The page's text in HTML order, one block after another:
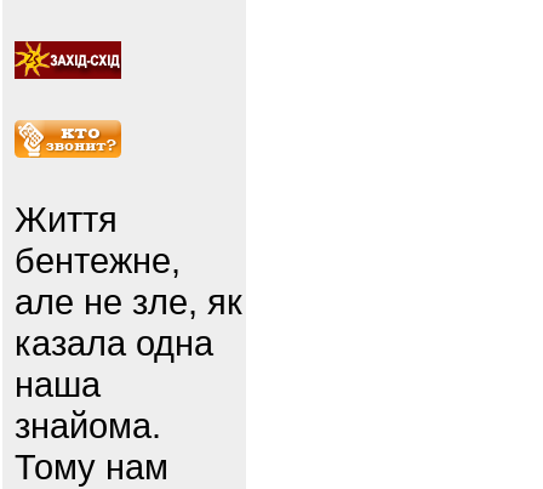
Життя
бентежне,
але не зле, як
казала одна
наша
знайома.
Тому нам